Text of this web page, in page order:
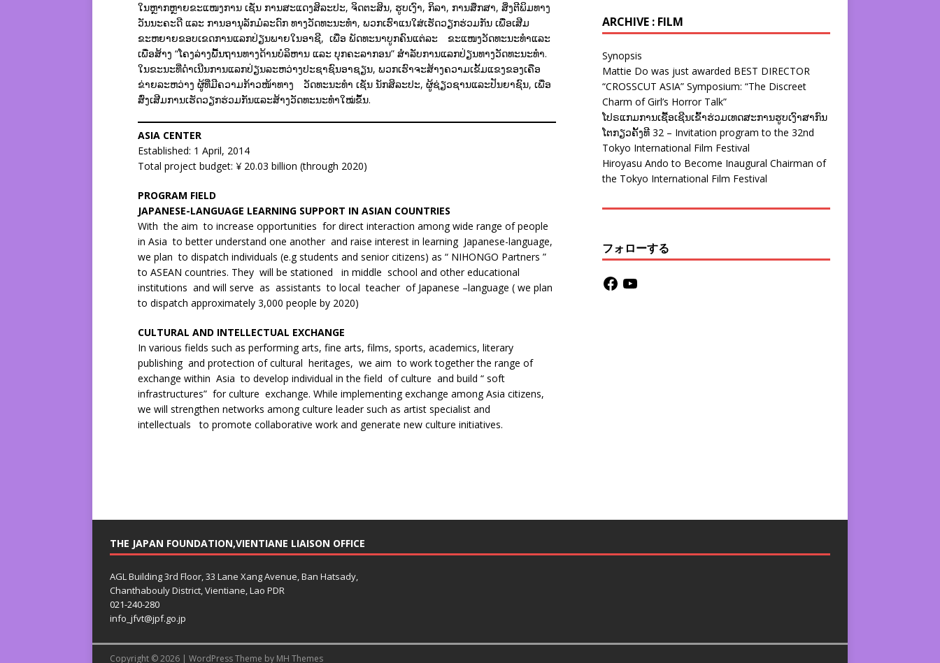
ໃນຫຼາກຫຼາຍຂະແໜງການ ເຊັ່ນ ການສະແດງສິລະປະ, ຈິດຕະສິນ, ຮູບເງົາ, ກິລາ, ການສຶກສາ, ສິ່ງຕີພິມທາງ
ວັນນະຄະດີ ແລະ ການອານຸລັກມໍລະດົກ ທາງວັດທະນະທຳ, ພວກເຮົາແນໃສ່ເຮັດວຽກຮ່ວມກັນ ເພື່ອເສີມ
ຂະຫຍາຍຂອບເຂດການແລກປ່ຽນພາຍໃນອາຊີ, ເພື່ອ ພັດທະນາບູກຄົນແຕ່ລະ ຂະແໜງວັດທະນະທຳແລະ
ເພື່ອສ້າງ “ໂຄງລ່າງພື້ນຖານທາງດ້ານບໍລິຫານ ແລະ ບຸກຄະລາກອນ” ສຳລັບການແລກປ່ຽນທາງວັດທະນະທຳ.
ໃນຂະນະທີ່ດຳເນີນການແລກປ່ຽນລະຫວ່າງປະຊາຊົນອາຊຽນ, ພວກເຮົາຈະສ້າງຄວາມເຂັ້ມແຂງຂອງເຄືອ
ຂ່າຍລະຫວ່າງ ຜູ້ທີ່ມີຄວາມກ້າວໜ້າທາງ ວັດທະນະທຳ ເຊັ່ນ ນັກສິລະປະ, ຜູ້ຊ່ຽວຊານແລະປັນຍາຊົນ, ເພື່ອ
ສົ່ງເສີມການເຮັດວຽກຮ່ວມກັນແລະສ້າງວັດທະນະທຳໃໝ່ຂຶ້ນ.
ASIA CENTER
Established: 1 April, 2014
Total project budget: ¥ 20.03 billion (through 2020)
PROGRAM FIELD
JAPANESE-LANGUAGE LEARNING SUPPORT IN ASIAN COUNTRIES
With the aim to increase opportunities for direct interaction among wide range of people
in Asia to better understand one another and raise interest in learning Japanese-language,
we plan to dispatch individuals (e.g students and senior citizens) as “ NIHONGO Partners ”
to ASEAN countries. They will be stationed in middle school and other educational
institutions and will serve as assistants to local teacher of Japanese –language ( we plan
to dispatch approximately 3,000 people by 2020)
CULTURAL AND INTELLECTUAL EXCHANGE
In various fields such as performing arts, fine arts, films, sports, academics, literary
publishing and protection of cultural heritages, we aim to work together the range of
exchange within Asia to develop individual in the field of culture and build “ soft
infrastructures” for culture exchange. While implementing exchange among Asia citizens,
we will strengthen networks among culture leader such as artist specialist and
intellectuals to promote collaborative work and generate new culture initiatives.
ARCHIVE : FILM
Synopsis
Mattie Do was just awarded BEST DIRECTOR
“CROSSCUT ASIA” Symposium: “The Discreet
Charm of Girl’s Horror Talk”
ໂປຣແກມການເຊື້ອເຊີນເຂົ້າຮ່ວມເທດສະການຮູບເງົາສາກົນ
ໂຕກຽວຄັ້ງທີ 32 – Invitation program to the 32nd
Tokyo International Film Festival
Hiroyasu Ando to Become Inaugural Chairman of
the Tokyo International Film Festival
フォローする
THE JAPAN FOUNDATION,VIENTIANE LIAISON OFFICE
AGL Building 3rd Floor, 33 Lane Xang Avenue, Ban Hatsady,
Chanthabouly District, Vientiane, Lao PDR
021-240-280
info_jfvt@jpf.go.jp
Copyright © 2026 | WordPress Theme by MH Themes